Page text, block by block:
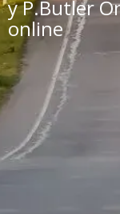
y P.Butler
online